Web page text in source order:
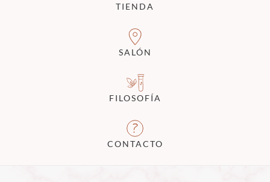
TIENDA
SALÓN
FILOSOFÍA
CONTACTO